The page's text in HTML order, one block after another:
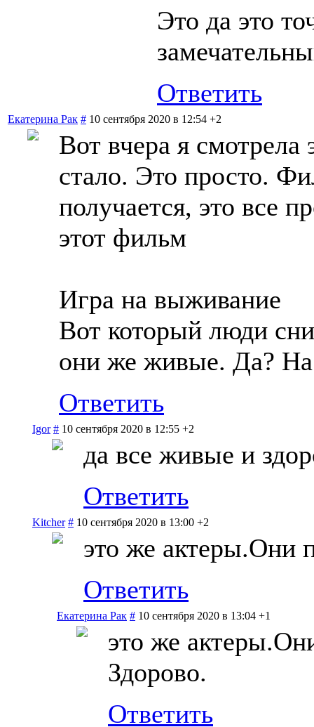
Это да это
Ответить
Екатерина Рак # 10 сентября 2020 в 12:54 +2
Вот вчера я
стало. Это просто.
получается, это все
этот фильм
Игра на выживание
Вот который люди
они же живые. Да? На
Ответить
Igor # 10 сентября 2020 в 12:55 +2
да все живые и
Ответить
Kitcher # 10 сентября 2020 в 13:00 +2
это же актеры.Они
Ответить
Екатерина Рак # 10 сентября 2020 в 13:04 +1
это же
Здорово.
Ответить